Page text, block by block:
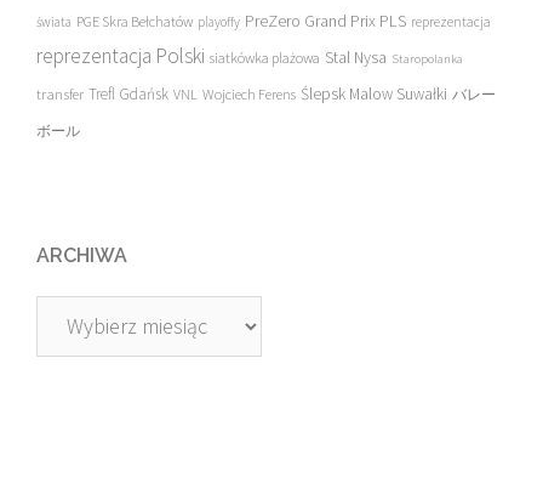
świata PGE Skra Bełchatów playoffy PreZero Grand Prix PLS reprezentacja
reprezentacja Polski siatkówka plażowa Stal Nysa Staropolanka
transfer Trefl Gdańsk VNL Wojciech Ferens Ślepsk Malow Suwałki バレー
ボール
ARCHIWA
Archiwa